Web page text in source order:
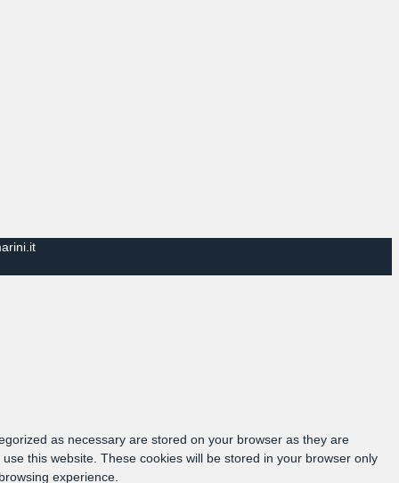
as necessary are stored on your browser as they are
this website. These cookies will be stored in your browser only
experience.